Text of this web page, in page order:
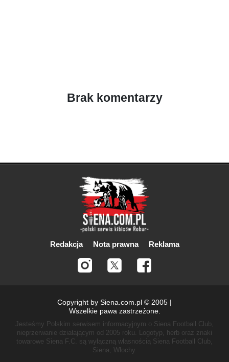
Brak komentarzy
Redakcja Nota prawna Reklama
Copyright by Siena.com.pl © 2005 |
Wszelkie pawa zastrzeżone.
Jesteśmy Polskim serwisem informacyjnym o Siena Football Club,
nieprzerwanie działającym od 2005 roku. Logotyp, herb oraz znaki
towarowe Siena F.C. są wyłączną własnością Siena Football Club,
Siena, Włochy.